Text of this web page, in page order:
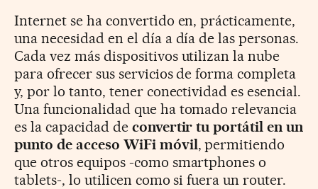
Internet se ha convertido en, prácticamente,
una necesidad en el día a día de las personas.
Cada vez más dispositivos utilizan la nube
para ofrecer sus servicios de forma completa
y, por lo tanto, tener conectividad es esencial.
Una funcionalidad que ha tomado relevancia
es la capacidad de convertir tu portátil en un
punto de acceso WiFi móvil, permitiendo
que otros equipos -como smartphones o
tablets-, lo utilicen como si fuera un router.